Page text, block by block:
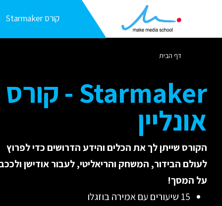
קורס Starmaker
דף הבית
Starmaker - קורס
אונליין
הקורס שייתן לך את הכלים והידע הדרושים כדי לפרוץ
לעולם הבידור, המשחק והריאליטי, לעבור אודישן
על המסך!
15 שיעורים עם אמירה בוזגלו